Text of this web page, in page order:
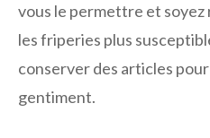
vous le permettre et
les friperies plus
conserver des articles
gentiment.